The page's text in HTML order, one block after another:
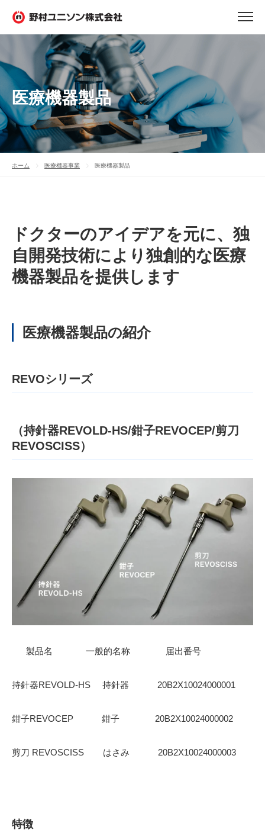
医療機器製品
ホーム 医療機器事業 医療機器製品
ドクターのアイデアを元に、独
自開発技術により独創的な医療
機器製品を提供します
医療機器製品の紹介
REVOシリーズ
（持針器REVOLD-HS/鉗子REVOCEP/剪刀
REVOSCISS）
製品名 一般的名称 届出番号
持針器REVOLD-HS 持針器 20B2X10024000001
鉗子REVOCEP 鉗子 20B2X10024000002
剪刀 REVOSCISS はさみ 20B2X10024000003
特徴